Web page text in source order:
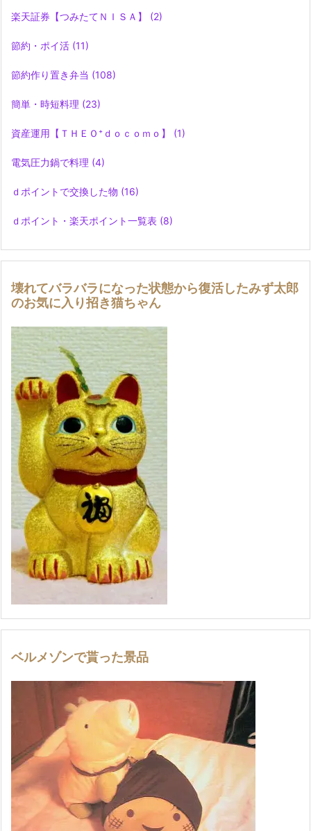
楽天証券【つみたてＮＩＳＡ】 (2)
節約・ポイ活 (11)
節約作り置き弁当 (108)
簡単・時短料理 (23)
資産運用【ＴＨＥＯ⁺ｄｏｃｏｍｏ】 (1)
電気圧力鍋で料理 (4)
ｄポイントで交換した物 (16)
ｄポイント・楽天ポイント一覧表 (8)
壊れてバラバラになった状態から復活したみず太郎
のお気に入り招き猫ちゃん
ベルメゾンで貰った景品